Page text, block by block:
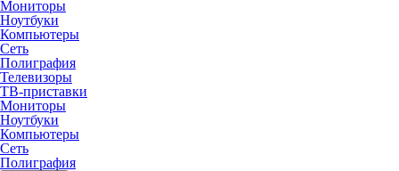
Мониторы
Ноутбуки
Компьютеры
Сеть
Полиграфия
Телевизоры
ТВ-приставки
Мониторы
Ноутбуки
Компьютеры
Сеть
Полиграфия